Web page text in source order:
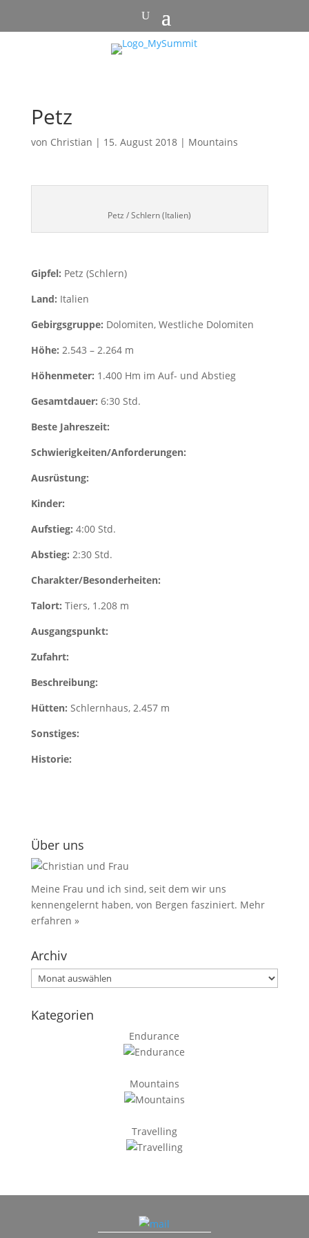
Petz
von Christian | 15. August 2018| Mountains
Petz / Schlern (Italien)
Gipfel: Petz (Schlern)
Land: Italien
Gebirgsgruppe: Dolomiten, Westliche Dolomiten
Höhe: 2.543 – 2.264 m
Höhenmeter: 1.400 Hm im Auf- und Abstieg
Gesamtdauer: 6:30 Std.
Beste Jahreszeit:
Schwierigkeiten/Anforderungen:
Ausrüstung:
Kinder:
Aufstieg: 4:00 Std.
Abstieg: 2:30 Std.
Charakter/Besonderheiten:
Talort: Tiers, 1.208 m
Ausgangspunkt:
Zufahrt:
Beschreibung:
Hütten: Schlernhaus, 2.457 m
Sonstiges:
Historie:
Über uns
Meine Frau und ich sind, seit dem wir uns
kennengelernt haben, von Bergen fasziniert. Mehr
erfahren »
Archiv
Archiv
Kategorien
Endurance
Mountains
Travelling